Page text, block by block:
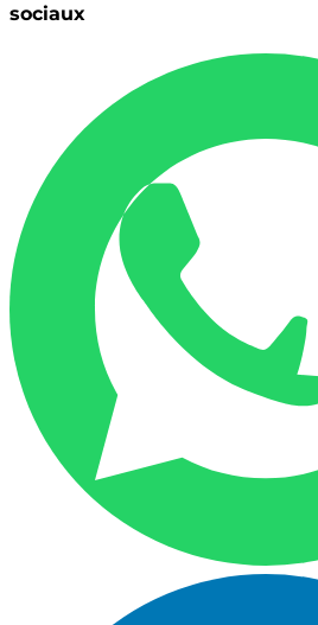
sociaux